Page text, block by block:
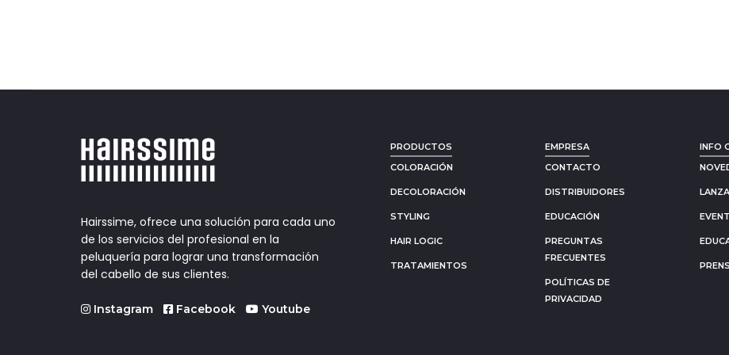
Hairssime, ofrece una solución para cada uno
de los servicios del profesional en la
peluquería para lograr una transformación
del cabello de sus clientes.
Instagram Facebook Youtube
PRODUCTOS
COLORACIÓN
DECOLORACIÓN
STYLING
HAIR LOGIC
TRATAMIENTOS
EMPRESA
CONTACTO
DISTRIBUIDORES
EDUCACIÓN
PREGUNTAS
FRECUENTES
POLÍTICAS DE
PRIVACIDAD
INFO